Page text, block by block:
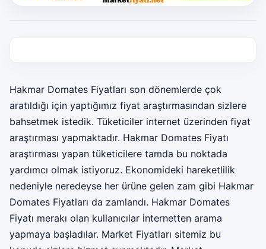
Hakmar Domates Fiyatları son dönemlerde çok
aratıldığı için yaptığımız fiyat araştırmasından sizlere
bahsetmek istedik. Tüketiciler internet üzerinden fiyat
araştırması yapmaktadır. Hakmar Domates Fiyatı
araştırması yapan tüketicilere tamda bu noktada
yardımcı olmak istiyoruz. Ekonomideki hareketlilik
nedeniyle neredeyse her ürüne gelen zam gibi Hakmar
Domates Fiyatları da zamlandı. Hakmar Domates
Fiyatı merakı olan kullanıcılar internetten arama
yapmaya başladılar. Market Fiyatları sitemiz bu